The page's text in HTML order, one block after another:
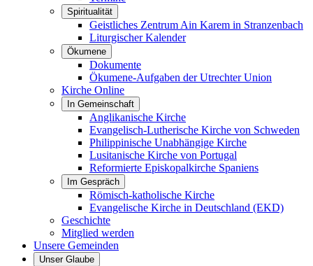
Spiritualität
Geistliches Zentrum Ain Karem in Stranzenbach
Liturgischer Kalender
Ökumene
Dokumente
Ökumene-Aufgaben der Utrechter Union
Kirche Online
In Gemeinschaft
Anglikanische Kirche
Evangelisch-Lutherische Kirche von Schweden
Philippinische Unabhängige Kirche
Lusitanische Kirche von Portugal
Reformierte Episkopalkirche Spaniens
Im Gespräch
Römisch-katholische Kirche
Evangelische Kirche in Deutschland (EKD)
Geschichte
Mitglied werden
Unsere Gemeinden
Unser Glaube